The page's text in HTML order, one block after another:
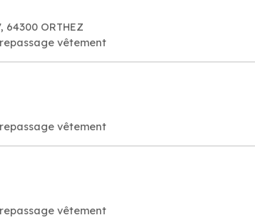
ORTHEZ
vêtement
vêtement
vêtement